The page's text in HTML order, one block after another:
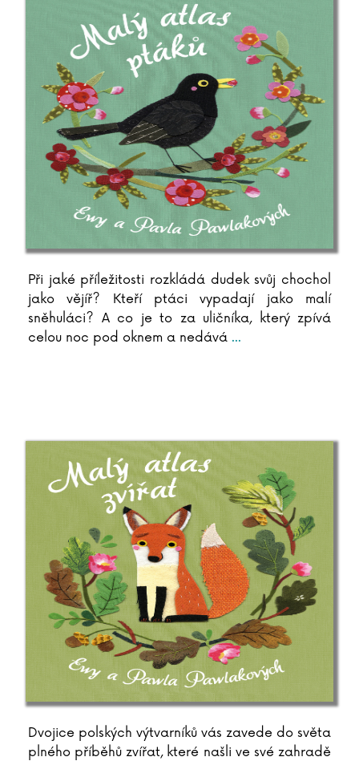
Při jaké příležitosti rozkládá dudek svůj chochol
jako vějíř? Kteří ptáci vypadají jako malí
sněhuláci? A co je to za uličníka, který zpívá
celou noc pod oknem a nedává ...
Dvojice polských výtvarníků vás zavede do světa
plného příběhů zvířat, které našli ve své zahradě